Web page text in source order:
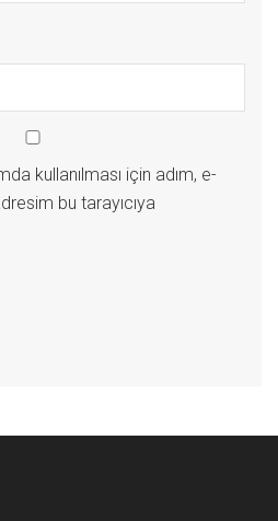
kullanılması için adım, e-
bu tarayıcıya